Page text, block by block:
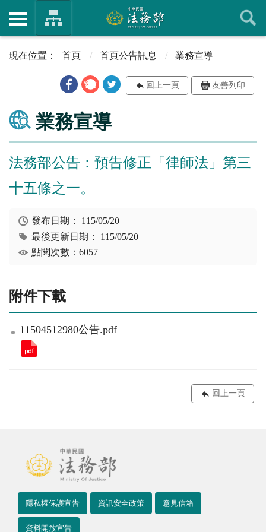
首頁 首頁公告訊息 業務宣導
回上一頁 友善列印
業務宣導
法務部公告：預告修正「律師法」第三
十五條之一。
發布日期： 115/05/20
最後更新日期： 115/05/20
點閱次數：6057
附件下載
11504512980公告.pdf
回上一頁
隱私權保護宣告 資訊安全政策 意見信箱
資料開放宣告